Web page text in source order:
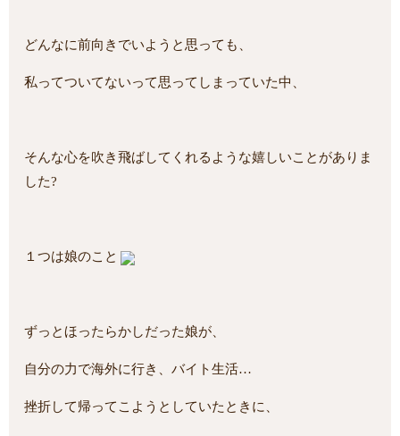
どんなに前向きでいようと思っても、
私ってついてないって思ってしまっていた中、
そんな心を吹き飛ばしてくれるような嬉しいことがありま
した?
１つは娘のこと
ずっとほったらかしだった娘が、
自分の力で海外に行き、バイト生活…
挫折して帰ってこようとしていたときに、